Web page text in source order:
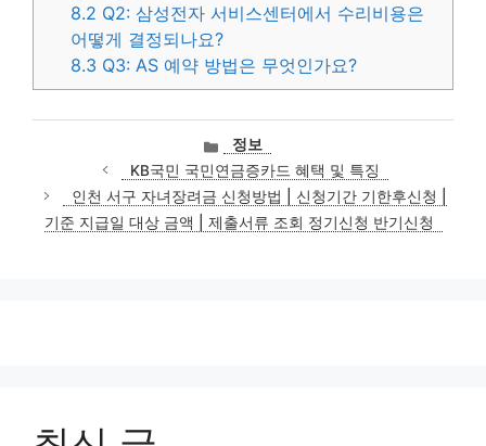
8.2 Q2: 삼성전자 서비스센터에서 수리비용은
어떻게 결정되나요?
8.3 Q3: AS 예약 방법은 무엇인가요?
카
테
고
리
정보
KB국민 국민연금증카드 혜택 및 특징
인천 서구 자녀장려금 신청방법 | 신청기간 기한후신청 |
기준 지급일 대상 금액 | 제출서류 조회 정기신청 반기신청